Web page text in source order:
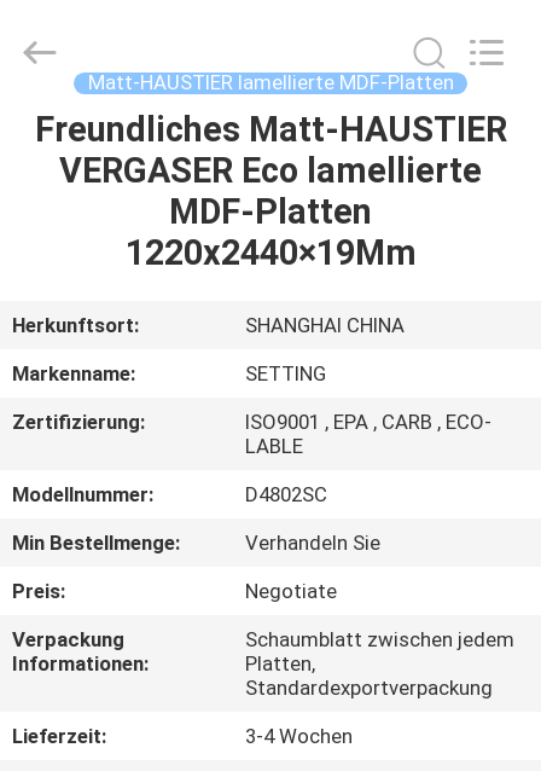
HAUS
PRODUKTE
UNS
AUSFLUG
SIE
MIT
UNS
IN
VERBINDUNG
Decorating
material
Reserved.
Matt-HAUSTIER lamellierte MDF-Platten
Freundliches Matt-HAUSTIER
VERGASER Eco lamellierte
MDF-Platten
1220x2440×19Mm
Herkunftsort:
SHANGHAI CHINA
Markenname:
SETTING
Zertifizierung:
ISO9001 , EPA , CARB , ECO-
LABLE
Modellnummer:
D4802SC
Min Bestellmenge:
Verhandeln Sie
Preis:
Negotiate
Verpackung
Informationen:
Schaumblatt zwischen jedem
Platten,
Standardexportverpackung
Lieferzeit:
3-4 Wochen